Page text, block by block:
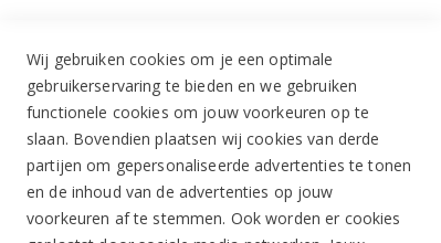
Industrieweg 3 GH
5688 DP Oirschot
Telefoon:
+31 (0)499 377 311
WhatsApp:
+31 (0)6 291 00 419 (nieuw nummer)
Wij gebruiken cookies om je een optimale
gebruikerservaring te bieden en we gebruiken
functionele cookies om jouw voorkeuren op te
slaan. Bovendien plaatsen wij cookies van derde
partijen om gepersonaliseerde advertenties te tonen
en de inhoud van de advertenties op jouw
voorkeuren af te stemmen. Ook worden er cookies